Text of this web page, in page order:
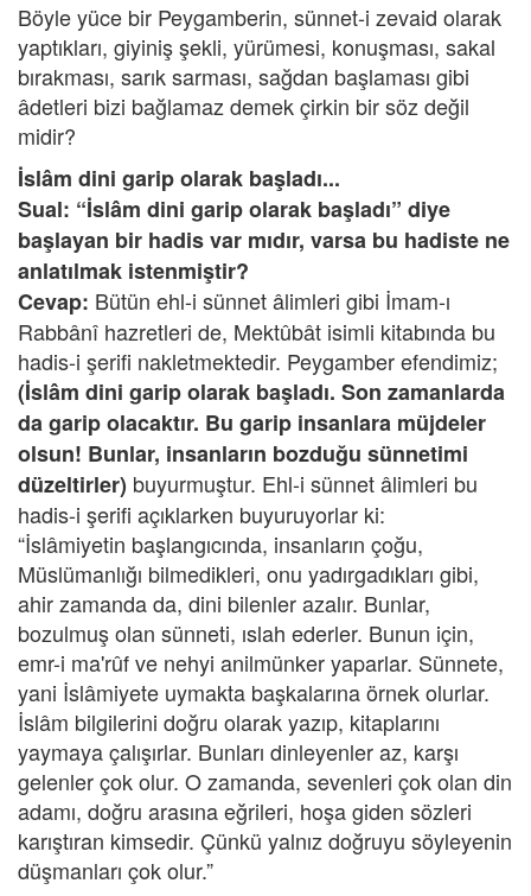
Böyle yüce bir Peygamberin, sünnet-i zevaid olarak
yaptıkları, giyiniş şekli, yürümesi, konuşması, sakal
bırakması, sarık sarması, sağdan başlaması gibi
âdetleri bizi bağlamaz demek çirkin bir söz değil
midir?
İslâm dini garip olarak başladı...
Sual: “İslâm dini garip olarak başladı” diye
başlayan bir hadis var mıdır, varsa bu hadiste ne
anlatılmak istenmiştir?
Cevap: Bütün ehl-i sünnet âlimleri gibi İmam-ı
Rabbânî hazretleri de, Mektûbât isimli kitabında bu
hadis-i şerifi nakletmektedir. Peygamber efendimiz;
(İslâm dini garip olarak başladı. Son zamanlarda
da garip olacaktır. Bu garip insanlara müjdeler
olsun! Bunlar, insanların bozduğu sünnetimi
düzeltirler) buyurmuştur. Ehl-i sünnet âlimleri bu
hadis-i şerifi açıklarken buyuruyorlar ki:
“İslâmiyetin başlangıcında, insanların çoğu,
Müslümanlığı bilmedikleri, onu yadırgadıkları gibi,
ahir zamanda da, dini bilenler azalır. Bunlar,
bozulmuş olan sünneti, ıslah ederler. Bunun için,
emr-i ma'rûf ve nehyi anilmünker yaparlar. Sünnete,
yani İslâmiyete uymakta başkalarına örnek olurlar.
İslâm bilgilerini doğru olarak yazıp, kitaplarını
yaymaya çalışırlar. Bunları dinleyenler az, karşı
gelenler çok olur. O zamanda, sevenleri çok olan din
adamı, doğru arasına eğrileri, hoşa giden sözleri
karıştıran kimsedir. Çünkü yalnız doğruyu söyleyenin
düşmanları çok olur.”